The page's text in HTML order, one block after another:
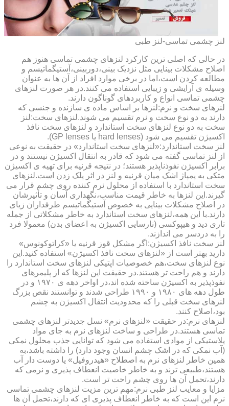
لنز چشمی تماسی-لنز طبی
در حالی که اصلی ترین کارکرد لنزهای چشمی تماسی هنوز هم
اصلاح مشکلات بینایی مثل نزدیک بینی،دوربینی،آستیگماتیسم و
مطالعه کردن است،اما در برخی موارد افراد از آن ها به عنوان
وسیله ی آرایشی و زیبایی استفاده می کنند.در هر صورت لنزهای
چشمی تماسی انواع و کاربردهای گوناگون دارند.
لنزهای سخت و نرم:لنزها بر اساس ماده ی سازنده و جنسی که
دارند به دو نوع سخت و نرم تقسیم می شوند.لنزهای سخت:لنز
سخت به دو نوع لنزهای سخت استاندارد و لنزهای سخت نافذ
اکسیژن تقسیم می شود (hard lenses یا GP lenses).
لنز سخت استاندارد:«لنزهای سخت استاندارد» در حقیقت به نوعی
از لنز تماسی گفته می شود که قادر به انتقال اکسیژن نیستند و در
برابر اکسیژن نفوذناپذیر هستند؛ در نتیجه قرنیه برای تهیه ی اکسیژن
متکی به پمپاژ اشک میان قرنیه و لنز در اثر پلک زدن است.لنزهای
سخت استاندارد با استفاده از محلول نرم کننده روی چشم قرار می
گیرند.این لنزها به خاطر قیمت مناسب،نگهداری آسان و تأثیرشان
در اصلاح مشکلات بینایی به خصوص آستیگماتیسم طرفداران زیای
دارند.با این همه،لنزهای سخت استاندارد به خاطر مشکلاتی از جمله
تاری دید و هیپوکسی (نارسایی اکسیژن به اعضای بدن) معمولا فرد
را به دردسر می اندازند.
لنز سخت نافذ اکسیژن:اگر مشکل قوز قرنیه یا «کراتوکونوس»
دارید بهتر است از «لنزهای سخت نافذ اکسیژن» استفاده کنید.این
نوع لنزهای سخت،هم خصوصیات اپتیکی لنزهای سخت استاندارد را
دارند و هم راحت تر هستند.در حقیقت این لنزها که از پلیمرهای
نفوذپذیر به اکسیژن ساخته شده اند،در اواخر دهه ی ۱۹۷۰ و در
طول دهه های ۱۹۸۰ و ۱۹۹۰ طراحی شدند و توانستند نقص بزرگ
لنزهای سخت قبلی را که محدودیت انتقال اکسیژن به چشم
بود،اصلاح کنند.
لنزهای نرم:در حقیقت «لنزهای نرم» نسل جدیدتر لنزهای چشمی
تماسی هستند.در طراحی و ساخت لنزهای نرم به جای مواد
پلاستیکی از موادی استفاده می شود که توانایی جذب محلول نمکی
(آب نمکی که در اشک چشم انسان وجود دارد) را داشته باشد،به
همین خاطر لنزهای نرم به اصطلاح «هیدروفیل» یا دوست دار آب
هستند،طبیعی ترند و به خاطر خاصیت انعطاف پذیری و نرمی که
دارند،تحمل آن ها روی چشم راحت تر است.
مزایا و معایب لنز طبی نرم:مهم ترین مزیت لنزهای چشمی تماسی
نرم این است که به خاطر انعطاف پذیری ای که دارند،تحمل آن ها